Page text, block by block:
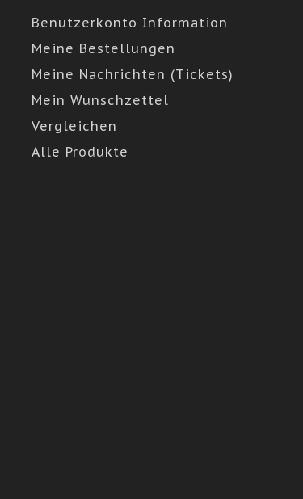
Benutzerkonto Information
Meine Bestellungen
Meine Nachrichten (Tickets)
Mein Wunschzettel
Vergleichen
Alle Produkte